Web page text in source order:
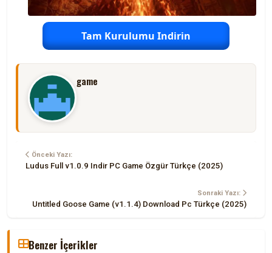
Tam Kurulumu Indirin
game
Önceki Yazı:
Ludus Full v1.0.9 Indir PC Game Özgür Türkçe (2025)
Sonraki Yazı:
Untitled Goose Game (v1.1.4) Download Pc Türkçe (2025)
Benzer İçerikler